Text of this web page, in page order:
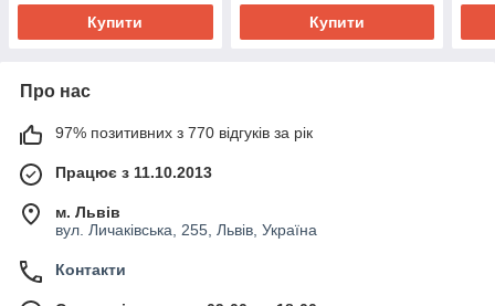
Купити Купити
Про нас
97% позитивних з 770 відгуків за рік
Працює з 11.10.2013
м. Львів
вул. Личаківська, 255, Львів, Україна
Контакти